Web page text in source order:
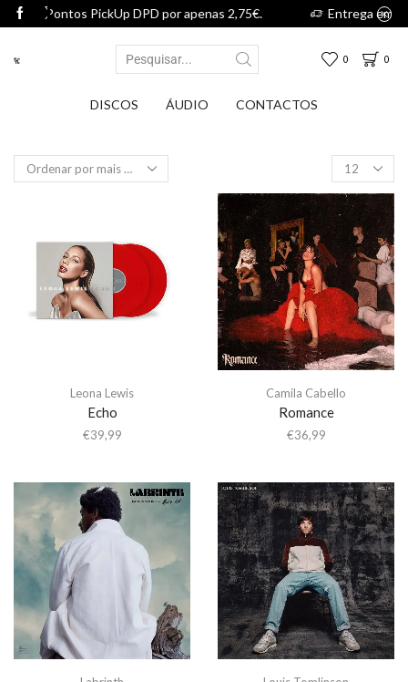
apenas 2,75€. Entrega em Pontos PickUp DPD por
0 0
DISCOS ÁUDIO CONTACTOS
Leona Lewis
Echo
€39,99
Camila Cabello
Romance
€36,99